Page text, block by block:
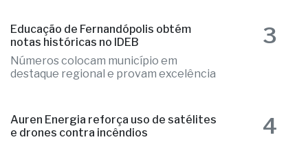
Educação de Fernandópolis obtém
notas históricas no IDEB
Números colocam município em
destaque regional e provam excelência
3
Auren Energia reforça uso de satélites
e drones contra incêndios
4